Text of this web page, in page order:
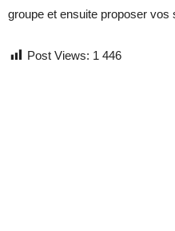
groupe et ensuite proposer
Post Views: 1 446